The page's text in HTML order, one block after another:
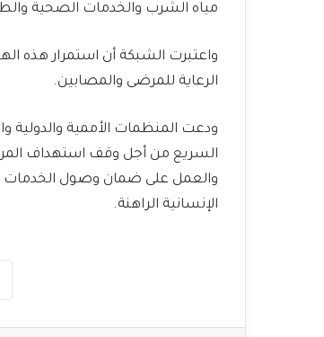
مياه الشرب والخدمات الصحية
واعتبرت الشبكة أن استمرار هذه
الرعاية للمرضى والمصابين.
ودعت المنظمات الأممية والدولية
السريع من أجل وقف استهداف
والعمل على ضمان وصول الخدمات
الإنسانية الراهنة.